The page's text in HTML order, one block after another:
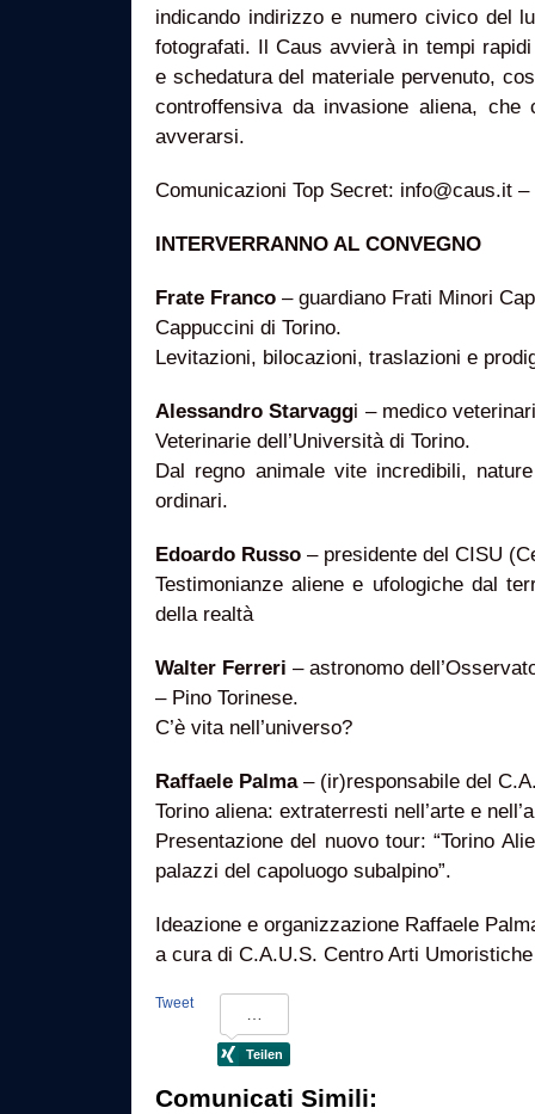
indicando indirizzo e numero civico del
fotografati. Il Caus avvierà in tempi
e schedatura del materiale pervenuto,
controffensiva da invasione aliena, che
avverarsi.
Comunicazioni Top Secret: info@caus.it –
INTERVERRANNO AL CONVEGNO
Frate Franco – guardiano Frati Minori
Cappuccini di Torino.
Levitazioni, bilocazioni, traslazioni e
Alessandro Starvaggi – medico
Veterinarie dell’Università di Torino.
Dal regno animale vite incredibili,
ordinari.
Edoardo Russo – presidente del CISU
Testimonianze aliene e ufologiche dal
della realtà
Walter Ferreri – astronomo
– Pino Torinese.
C’è vita nell’universo?
Raffaele Palma– (ir)responsabile del
Torino aliena: extraterresti nell’arte e
Presentazione del nuovo tour: “Torino
palazzi del capoluogo subalpino”.
Ideazione e organizzazione Raffaele
a cura di C.A.U.S. Centro Arti
Tweet
Comunicati Simili: